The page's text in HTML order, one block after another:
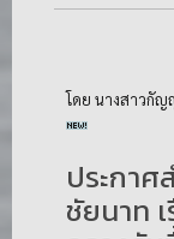
โดย นางสาวกัญ
ประกา
ชัยนาท